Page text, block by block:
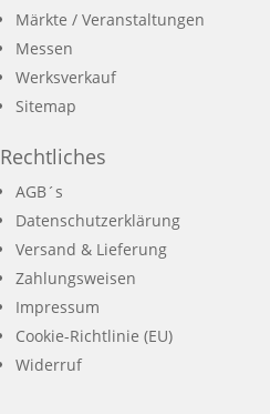
Märkte / Veranstaltungen
Messen
Werksverkauf
Sitemap
Rechtliches
AGB´s
Datenschutzerklärung
Versand & Lieferung
Zahlungsweisen
Impressum
Cookie-Richtlinie (EU)
Widerruf